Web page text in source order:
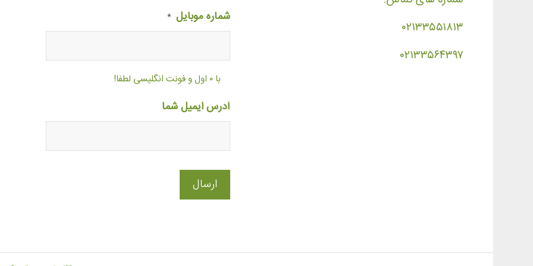
۰۲۱۳۳۵۵۱۸۱۳
۰۲۱۳۳۵۶۴۳۹۷
شماره موبایل *
با ۰ اول و فونت انگلیسی لطفا!
آدرس ایمیل شما